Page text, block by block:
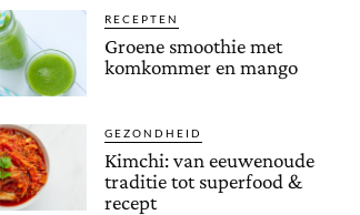
RECEPTEN
Groene smoothie met
komkommer en mango
GEZONDHEID
Kimchi: van eeuwenoude
traditie tot superfood &
recept